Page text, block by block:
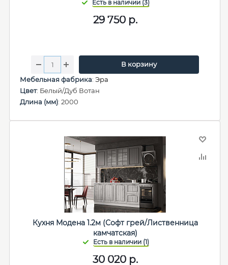
29 750р.
В корзину
Мебельная фабрика: Эра
Цвет: Белый/Дуб Вотан
Длина (мм): 2000
Кухня Модена 1.2м (Софт грей/Лиственница
камчатская)
30 020р.